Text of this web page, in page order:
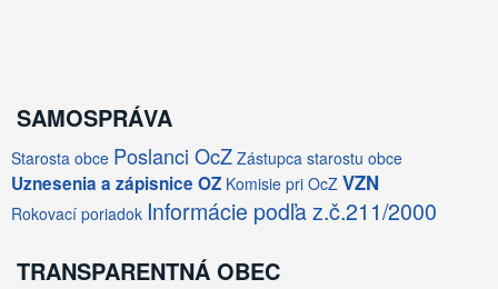
SAMOSPRÁVA
Starosta obce Poslanci OcZ Zástupca starostu obce
Uznesenia a zápisnice OZ Komisie pri OcZ VZN
Rokovací poriadok Informácie podľa z.č.211/2000
TRANSPARENTNÁ OBEC